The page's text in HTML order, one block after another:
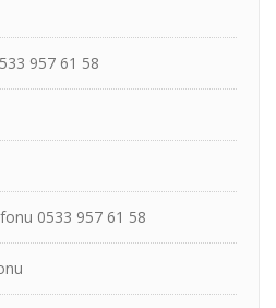
957 61 58
0533 957 61 58